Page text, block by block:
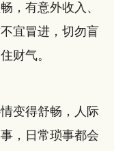
，有意外收入、
宜冒进，切勿盲
财气。
变得舒畅，人际
，日常琐事都会